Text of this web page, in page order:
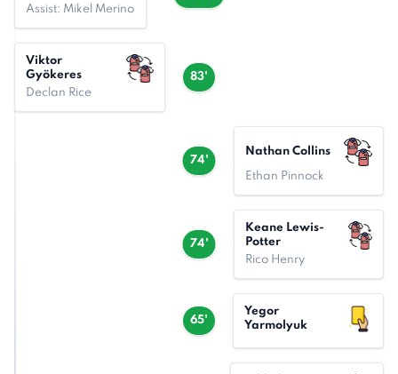
Assist: Mikel Merino
83'
Viktor
Gyökeres
Declan Rice
74'
Nathan Collins
Ethan Pinnock
74'
Keane Lewis-
Potter
Rico Henry
65'
Yegor
Yarmolyuk